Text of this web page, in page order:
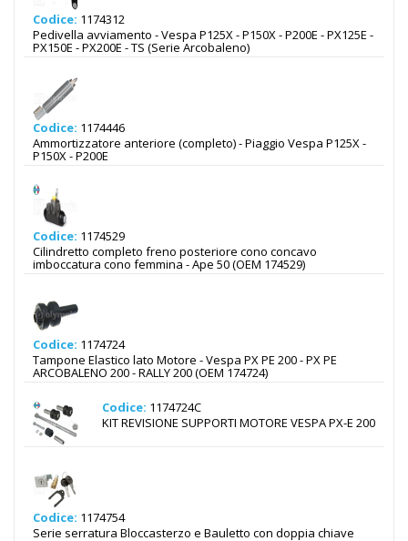
Codice: 1174312
Pedivella avviamento - Vespa P125X - P150X - P200E - PX125E -
PX150E - PX200E - TS (Serie Arcobaleno)
Codice: 1174446
Ammortizzatore anteriore (completo) - Piaggio Vespa P125X -
P150X - P200E
Codice: 1174529
Cilindretto completo freno posteriore cono concavo
imboccatura cono femmina - Ape 50 (OEM 174529)
Codice: 1174724
Tampone Elastico lato Motore - Vespa PX PE 200 - PX PE
ARCOBALENO 200 - RALLY 200 (OEM 174724)
Codice: 1174724C
KIT REVISIONE SUPPORTI MOTORE VESPA PX-E 200
Codice: 1174754
Serie serratura Bloccasterzo e Bauletto con doppia chiave